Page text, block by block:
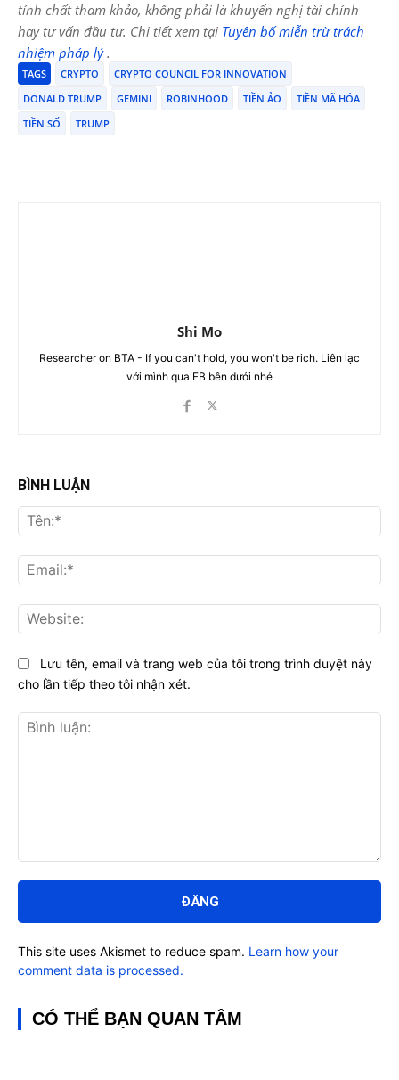
tính chất tham khảo, không phải là khuyến nghị tài chính
hay tư vấn đầu tư. Chi tiết xem tại Tuyên bố miễn trừ trách
nhiệm pháp lý.
TAGS CRYPTO
CRYPTO COUNCIL FOR INNOVATION
DONALD TRUMP
GEMINI ROBINHOOD TIỀN ẢO
TIỀN MÃ HÓA
TIỀN SỐ
TRUMP
Shi Mo
Researcher on BTA - If you can't hold, you won't be rich. Liên lạc
với mình qua FB bên dưới nhé
BÌNH LUẬN
luận:
Lưu tên, email và trang web của tôi trong trình duyệt này
cho lần tiếp theo tôi nhận xét.
This site uses Akismet to reduce spam. Learn how your
comment data is processed.
CÓ THỂ BẠN QUAN TÂM